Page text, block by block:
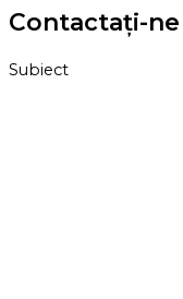
Contactaţi-ne
Subiect